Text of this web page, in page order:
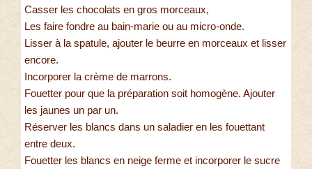
Casser les chocolats en gros morceaux,
Les faire fondre au bain-marie ou au micro-onde.
Lisser à la spatule, ajouter le beurre en morceaux et lisser
encore.
Incorporer la crème de marrons.
Fouetter pour que la préparation soit homogène. Ajouter
les jaunes un par un.
Réserver les blancs dans un saladier en les fouettant
entre deux.
Fouetter les blancs en neige ferme et incorporer le sucre